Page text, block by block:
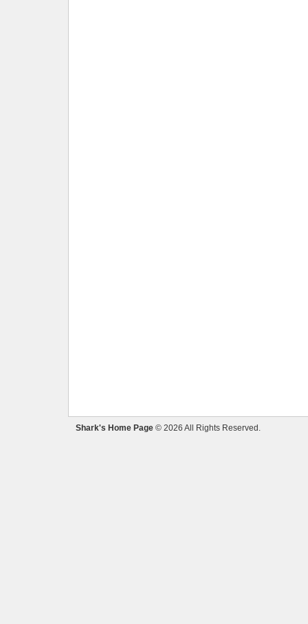
Shark's Home Page © 2026 All Rights Reserved.